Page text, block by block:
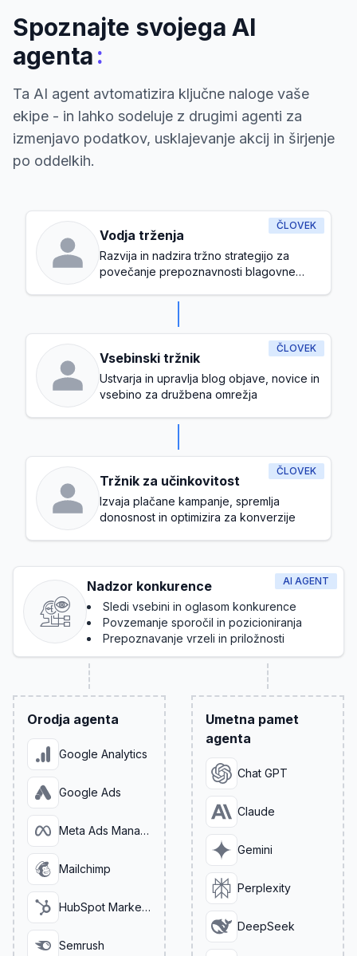
Spoznajte svojega AI
agenta:
Ta AI agent avtomatizira ključne naloge vaše
ekipe - in lahko sodeluje z drugimi agenti za
izmenjavo podatkov, usklajevanje akcij in širjenje
po oddelkih.
ČLOVEK
Vodja trženja
Razvija in nadzira tržno strategijo za
povečanje prepoznavnosti blagovne
ČLOVEK
Vsebinski tržnik
Ustvarja in upravlja blog objave, novice in
vsebino za družbena omrežja
ČLOVEK
Tržnik za učinkovitost
Izvaja plačane kampanje, spremlja
donosnost in optimizira za konverzije
AI AGENT
Nadzor konkurence
Sledi vsebini in oglasom konkurence
Povzemanje sporočil in pozicioniranja
Prepoznavanje vrzeli in priložnosti
Orodja agenta
Google Analytics
Google Ads
Meta Ads Manager
Mailchimp
HubSpot Marketing
Semrush
Umetna pamet
agenta
Chat GPT
Claude
Gemini
Perplexity
DeepSeek